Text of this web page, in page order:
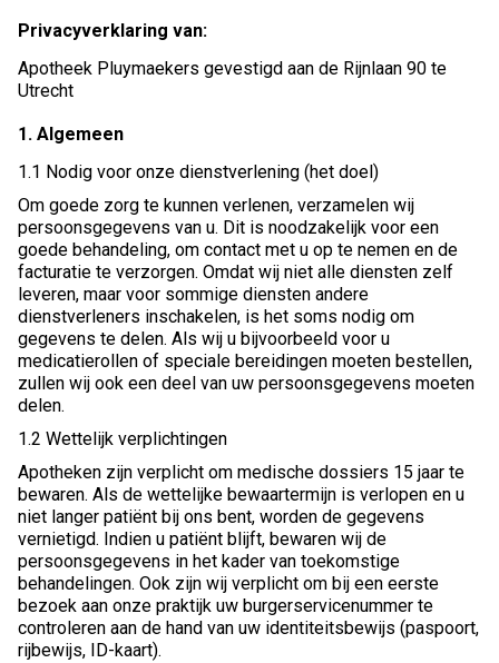
Privacyverklaring van:
Apotheek Pluymaekers gevestigd aan de Rijnlaan 90 te
Utrecht
1. Algemeen
1.1 Nodig voor onze dienstverlening (het doel)
Om goede zorg te kunnen verlenen, verzamelen wij
persoonsgegevens van u. Dit is noodzakelijk voor een
goede behandeling, om contact met u op te nemen en de
facturatie te verzorgen. Omdat wij niet alle diensten zelf
leveren, maar voor sommige diensten andere
dienstverleners inschakelen, is het soms nodig om
gegevens te delen. Als wij u bijvoorbeeld voor u
medicatierollen of speciale bereidingen moeten bestellen,
zullen wij ook een deel van uw persoonsgegevens moeten
delen.
1.2 Wettelijk verplichtingen
Apotheken zijn verplicht om medische dossiers 15 jaar te
bewaren. Als de wettelijke bewaartermijn is verlopen en u
niet langer patiënt bij ons bent, worden de gegevens
vernietigd. Indien u patiënt blijft, bewaren wij de
persoonsgegevens in het kader van toekomstige
behandelingen. Ook zijn wij verplicht om bij een eerste
bezoek aan onze praktijk uw burgerservicenummer te
controleren aan de hand van uw identiteitsbewijs (paspoort,
rijbewijs, ID-kaart).